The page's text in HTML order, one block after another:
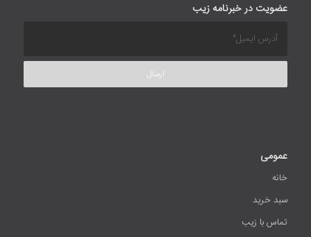
عضویت در خبرنامه زیب
عمومی
خانه
سبد خرید
تماس با زیب